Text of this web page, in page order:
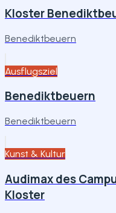
Kloster
Benediktbeuern
Ausflugsziel
Benediktbeuern
Benediktbeuern
Kunst & Kultur
Audimax des
Kloster